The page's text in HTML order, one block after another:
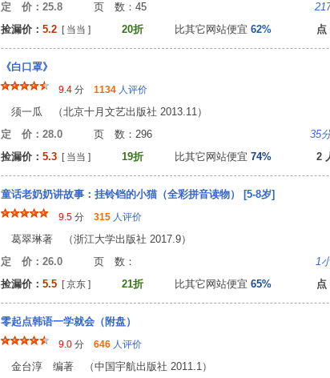
定 价：25.8 页 数：45
捡漏价： 5.2 [ 当当 ] 20折 比其它网站便宜 62% 点
《白口罩》
9.4 分 1134 人评价
须一瓜 （北京十月文艺出版社 2013.11）
定 价：28.0 页 数：296 35
捡漏价： 5.3 [ 当当 ] 19折 比其它网站便宜 74% 2
童话老奶奶讲故事：挂铃铛的小猫（全彩拼音读物） [5-8岁]
9.5 分 315 人评价
葛翠琳著 （浙江大学出版社 2017.9）
定 价：26.0 页 数： 1
捡漏价： 5.5 [ 京东 ] 21折 比其它网站便宜 65% 点
零起点韩语一学就会（附盘）
9.0 分 646 人评价
金台淳 编著 （中国宇航出版社 2011.1）